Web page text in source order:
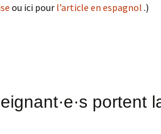
ou ici pour l’article en espagnol .)
portent